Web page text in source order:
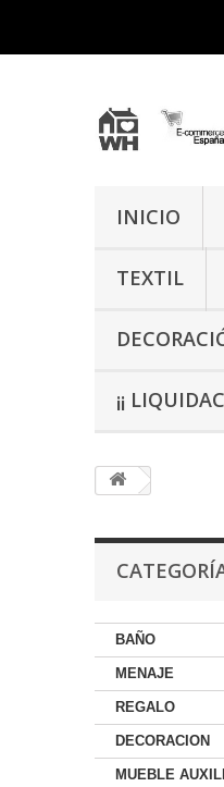
INICIO
TEXTIL
¡¡
BAÑO
MENAJE
REGALO
DECORACION
MUEBLE